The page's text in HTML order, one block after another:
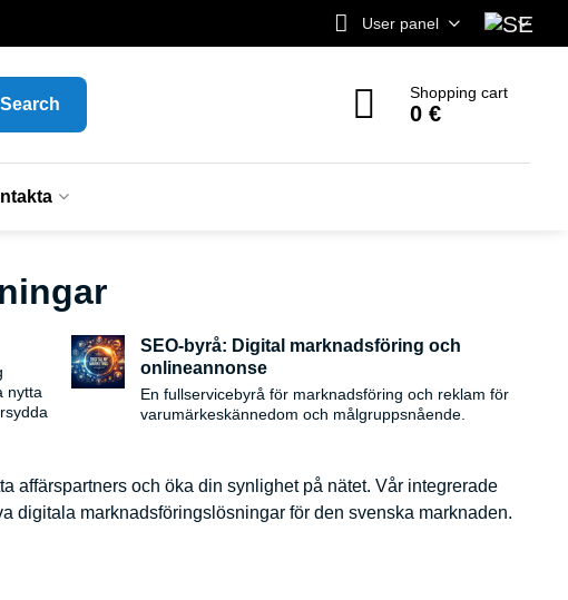
User panel
Search
Shopping cart
0 €
nytta
SEO-byrå: Digital marknadsföring och
onlineannonse
En fullservicebyrå för marknadsföring och reklam för
varumärkeskännedom och målgruppsnående.
affärspartners och öka din synlighet på nätet. Vår integrerade
digitala marknadsföringslösningar för den svenska marknaden.